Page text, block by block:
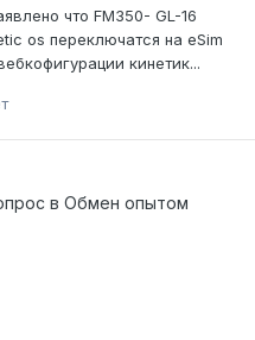
что FM350- GL-16
os переключатся на eSim
кинетик...
в Обмен опытом